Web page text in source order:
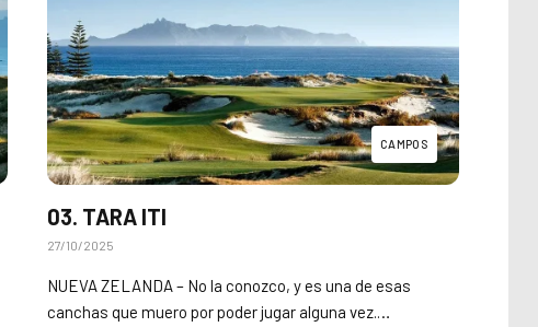
CAMPOS
03. TARA ITI
27/10/2025
NUEVA ZELANDA – No la conozco, y es una de esas
canchas que muero por poder jugar alguna vez.…